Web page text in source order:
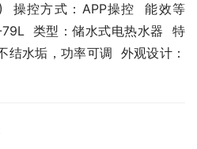
操控方式：APP操控  能效等
类型：储水式电热水器  特
结水垢，功率可调  外观设计：